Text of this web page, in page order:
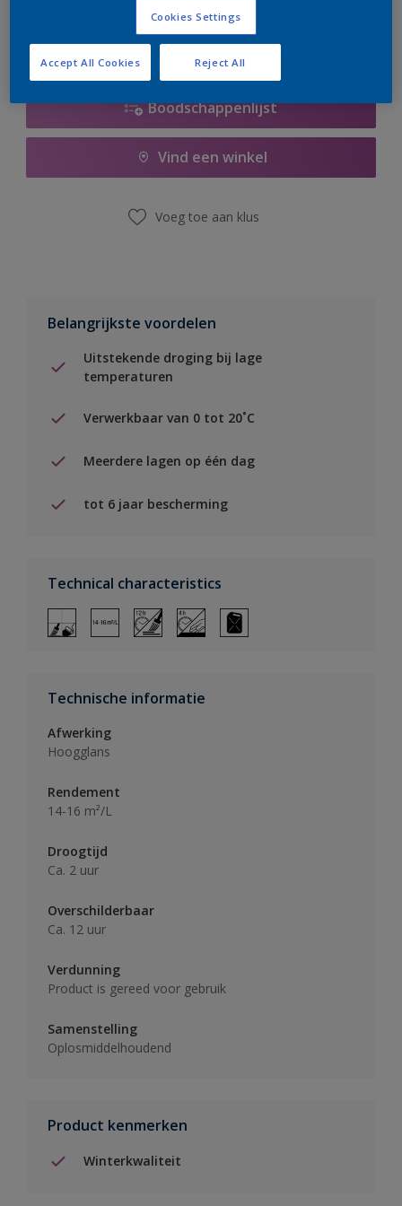
Boodschappenlijst
Vind een winkel
Voeg toe aan klus
Belangrijkste voordelen
Uitstekende droging bij lage
temperaturen
Verwerkbaar van 0 tot 20˚C
Meerdere lagen op één dag
tot 6 jaar bescherming
Technical characteristics
Technische informatie
Afwerking
Hoogglans
Rendement
14-16 m²/L
Droogtijd
Ca. 2 uur
Overschilderbaar
Ca. 12 uur
Verdunning
Product is gereed voor gebruik
Samenstelling
Oplosmiddelhoudend
Product kenmerken
Winterkwaliteit
Cookies Settings
Reject All
Accept All Cookies